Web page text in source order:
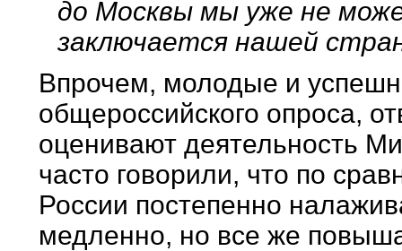
до Москвы мы уже не
заключается нашей
Впрочем, молодые и
общероссийского опроса,
оценивают деятельность
часто говорили, что по
России постепенно
медленно, но все же